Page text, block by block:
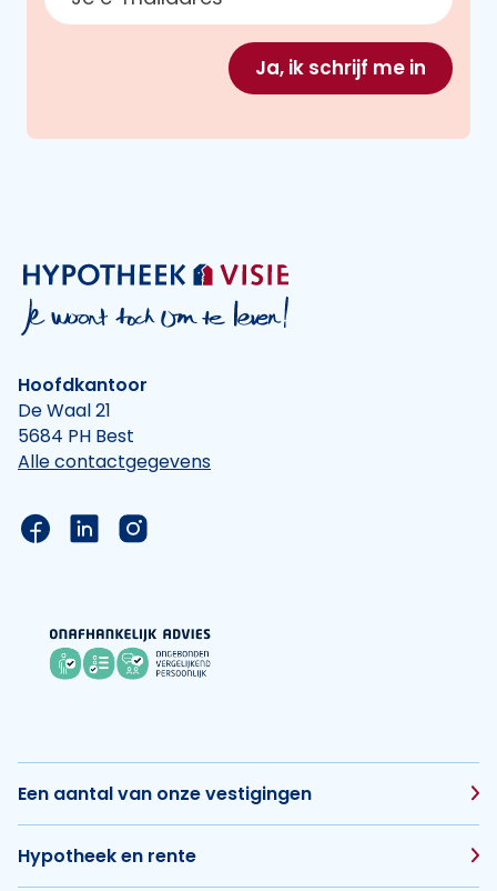
Ja, ik schrijf me in
Hoofdkantoor
De Waal 21
5684 PH Best
Alle contactgegevens
Link naar de Facebook pagina van Hypotheek
Link naar de LinkedIn pagina van
Link naar de Instagram pagina van
Een aantal van onze vestigingen
Hypotheek en rente